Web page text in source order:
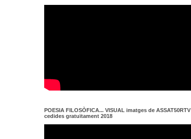
POESIA FILOSÒFICA... VISUAL imatges de ASSAT50RTV
cedides gratuïtament 2018